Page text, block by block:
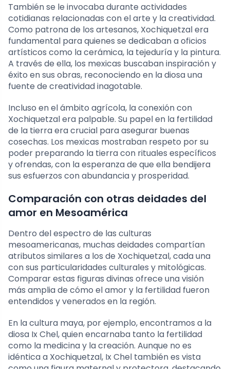
También se le invocaba durante actividades
cotidianas relacionadas con el arte y la creatividad.
Como patrona de los artesanos, Xochiquetzal era
fundamental para quienes se dedicaban a oficios
artísticos como la cerámica, la tejeduría y la pintura.
A través de ella, los mexicas buscaban inspiración y
éxito en sus obras, reconociendo en la diosa una
fuente de creatividad inagotable.
Incluso en el ámbito agrícola, la conexión con
Xochiquetzal era palpable. Su papel en la fertilidad
de la tierra era crucial para asegurar buenas
cosechas. Los mexicas mostraban respeto por su
poder preparando la tierra con rituales específicos
y ofrendas, con la esperanza de que ella bendijera
sus esfuerzos con abundancia y prosperidad.
Comparación con otras deidades del
amor en Mesoamérica
Dentro del espectro de las culturas
mesoamericanas, muchas deidades compartían
atributos similares a los de Xochiquetzal, cada una
con sus particularidades culturales y mitológicas.
Comparar estas figuras divinas ofrece una visión
más amplia de cómo el amor y la fertilidad fueron
entendidos y venerados en la región.
En la cultura maya, por ejemplo, encontramos a la
diosa Ix Chel, quien encarnaba tanto la fertilidad
como la medicina y la creación. Aunque no es
idéntica a Xochiquetzal, Ix Chel también es vista